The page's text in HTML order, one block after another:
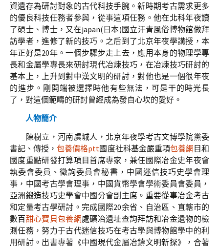
資遺存為研討對象的古代科技手腕。新時期考古需求更多
的優良科技任務者參與，從事這項任務。他在北科年夜讀
了碩士、博士，又在japan(日本)國立汗青風俗博物館做拜
訪學者，進修了新的技巧。之后到了北京年夜學講授，本
年正好是20年。一個步驟步走上去，應用本身的物理學專
長和金屬學專長來研討現代冶煉技巧，在冶煉技巧研討的
基本上，上升到對中漢文明的研討，對他也是一個很年夜
的進步。剛開端被選擇時他有些無法，可是干的時光長
了，對這個範疇的研討曾經成為發自心坎的愛好。
人物簡介
陳樹立，河南虞城人，北京年夜學考古文博學院黨委
書記、傳授，包養價格ptt國度社科基金嚴重項包養網目和
國度重點研發打算項目首席專家，兼任國際冶金史年夜會
執委會委員、徵詢委員會秘書，中國迷信技巧史學會理
事，中國考古學會理事，中國貨幣學會學術委員會委員，
亞洲鍛造技巧史學會中國分會副主席。重要從事冶金考古
和定量考古學研討。完成國際20余省、自治區、直轄市的
數百甜心寶貝包養網處礦冶遺址查詢拜訪和冶金遺物的檢
測任務，努力于古代迷信技巧在考古學與博物館學中的利
用研討。出書專著《中國現代金屬冶鑄文明新探》，合著